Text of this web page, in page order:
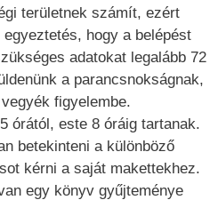
területnek számít, ezért
hogy a belépést
adatokat legalább 72
a parancsnokságnak,
figyelembe.
órától, este 8 óráig tartanak.
betekinteni a különböző
kérni a saját makettekhez.
egy könyv gyűjteménye